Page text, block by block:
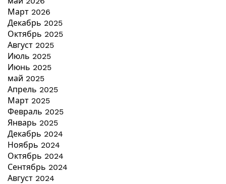
Март 2026
Декабрь 2025
Октябрь 2025
Август 2025
Июль 2025
Июнь 2025
май 2025
Апрель 2025
Март 2025
Февраль 2025
Январь 2025
Декабрь 2024
Ноябрь 2024
Октябрь 2024
Сентябрь 2024
Август 2024